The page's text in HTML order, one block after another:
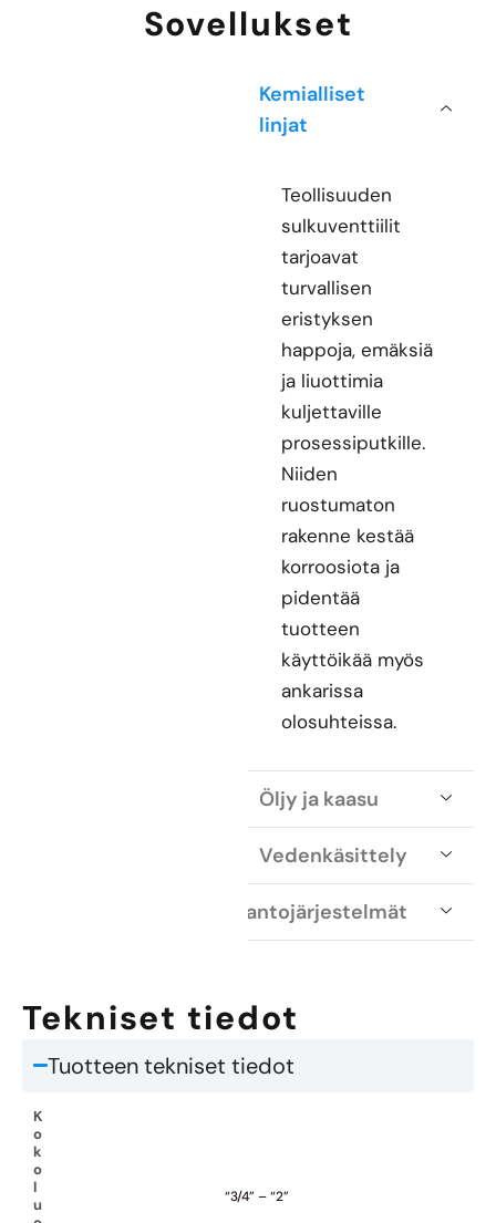
Sovellukset
Kemialliset
linjat
Teollisuuden
sulkuventtiilit
tarjoavat
turvallisen
eristyksen
happoja, emäksiä
ja liuottimia
kuljettaville
prosessiputkille.
Niiden
ruostumaton
rakenne kestää
korroosiota ja
pidentää
tuotteen
käyttöikää myös
ankarissa
olosuhteissa.
Öljy ja kaasu
Vedenkäsittely
Sähköntuotantojärjestelmät
Tekniset tiedot
Tuotteen tekniset tiedot
K
o
k
o
l
u
“3/4” – “2”